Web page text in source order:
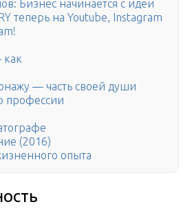
Бизнес начинается с идеи
теперь на Youtube, Instagram
как
— часть своей души
профессии
(2016)
опыта